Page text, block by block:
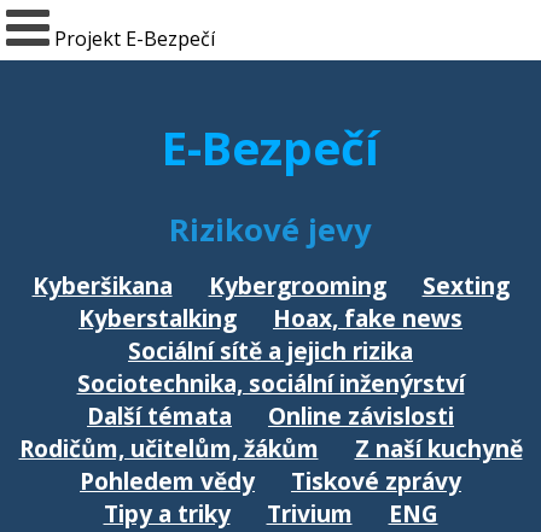
Projekt E-Bezpečí
E-Bezpečí
Rizikové jevy
Kyberšikana Kybergrooming
Sexting
Kyberstalking
Hoax, fake news
Sociální sítě a jejich rizika
Sociotechnika, sociální inženýrství
Další témata
Online závislosti
Rodičům, učitelům, žákům
Z naší kuchyně
Pohledem vědy
Tiskové zprávy
Tipy a triky
Trivium ENG